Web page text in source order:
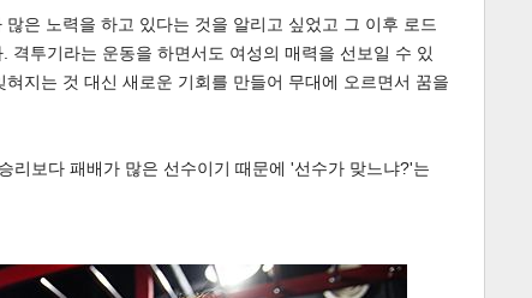
은 노력을 하고 있다는 것을 알리고 싶었고 그 이후 로드
격투기라는 운동을 하면서도 여성의 매력을 선보일 수 있
지는 것 대신 새로운 기회를 만들어 무대에 오르면서 꿈을
리보다 패배가 많은 선수이기 때문에 '선수가 맞느냐?'는